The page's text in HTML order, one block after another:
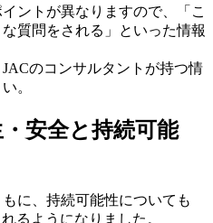
ントが異なりますので、「こ
質問をされる」といった情報
のコンサルタントが持つ情
。
安全と持続可能
に、持続可能性についても
るようになりました。